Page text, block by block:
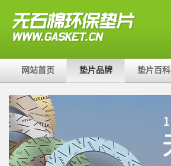
网站首页 垫片品牌 垫片百科